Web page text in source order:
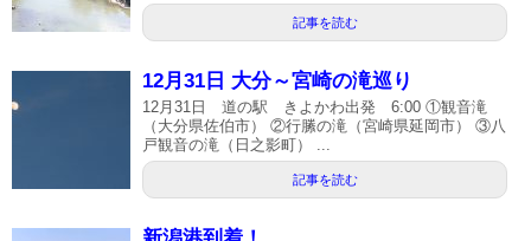
記事を読む
12月31日 大分～宮崎の滝巡り
12月31日 道の駅 きよかわ出発 6:00 ①観音滝
（大分県佐伯市） ②行縢の滝（宮崎県延岡市） ③八
戸観音の滝（日之影町） ...
記事を読む